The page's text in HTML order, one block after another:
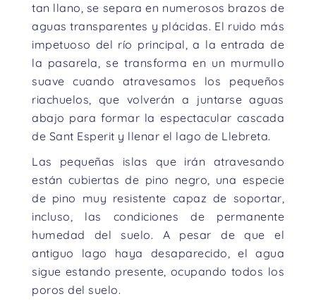
tan llano, se separa en numerosos brazos de
aguas transparentes y plácidas. El ruido más
impetuoso del río principal, a la entrada de
la pasarela, se transforma en un murmullo
suave cuando atravesamos los pequeños
riachuelos, que volverán a juntarse aguas
abajo para formar la espectacular cascada
de Sant Esperit y llenar el lago de Llebreta.
Las pequeñas islas que irán atravesando
están cubiertas de pino negro, una especie
de pino muy resistente capaz de soportar,
incluso, las condiciones de permanente
humedad del suelo. A pesar de que el
antiguo lago haya desaparecido, el agua
sigue estando presente, ocupando todos los
poros del suelo.